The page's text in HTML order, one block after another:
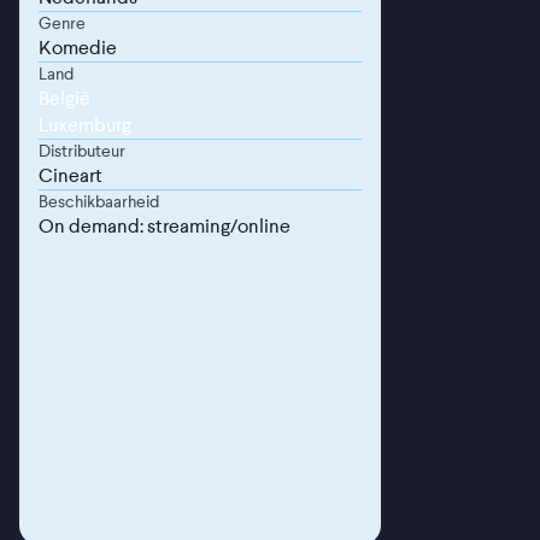
Genre
Komedie
Land
België
Luxemburg
Distributeur
Cineart
Beschikbaarheid
On demand: streaming/online